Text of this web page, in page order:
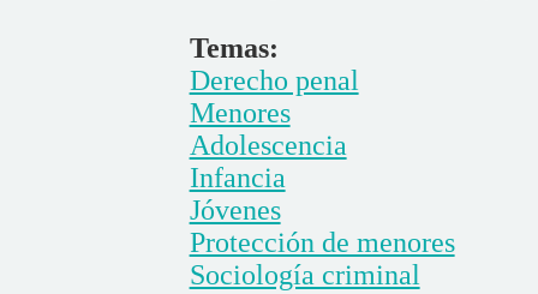
Temas:
Derecho penal
Menores
Adolescencia
Infancia
Jóvenes
Protección de menores
Sociología criminal